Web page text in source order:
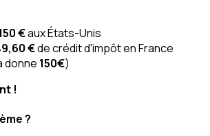
€aux États-Unis
€de crédit d'impôt en France
donne 150€)
!
?